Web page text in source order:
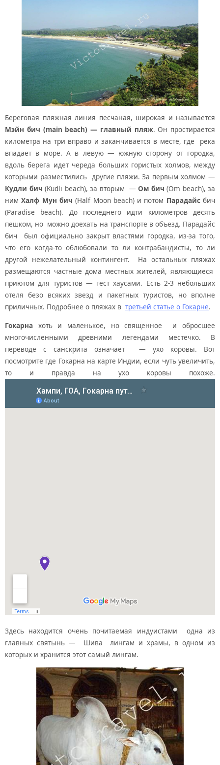
Береговая пляжная линия песчаная, широкая и называется
Мэйн бич (main beach) — главный пляж. Он простирается
километра на три вправо и заканчивается в месте, где река
впадает в море. А в левую — южную сторону от городка,
вдоль берега идет череда больших гористых холмов, между
которыми разместились другие пляжи. За первым холмом —
Кудли бич (Kudli beach), за вторым — Ом бич (Om beach), за
нимХалф Мун бич (Half Moon beach) и потом Парадайсбич
(Paradise beach). До последнего идти километров десять
пешком, но можно доехать на транспорте в объезд. Парадайс
бич был официально закрыт властями городка, из-за того,
что его когда-то облюбовали то ли контрабандисты, то ли
другой нежелательный контингент. На остальных пляжах
размещаются частные дома местных жителей, являющиеся
приютом для туристов — гест хаусами. Есть 2-3 небольших
отеля безо всяких звезд и пакетных туристов, но вполне
приличных. Подробнее о пляжах в третьей статье о Гокарне.
Гокарна хоть и маленькое, но священное и обросшее
многочисленными древними легендами местечко. В
переводе с санскрита означает — ухо коровы. Вот
посмотрите где Гокарна на карте Индии, если чуть увеличить,
то и правда на ухо коровы похоже.
Здесь находится очень почитаемая индуистами одна из
главных святынь — Шива лингам и храмы, в одном из
которых и хранится этот самый лингам.